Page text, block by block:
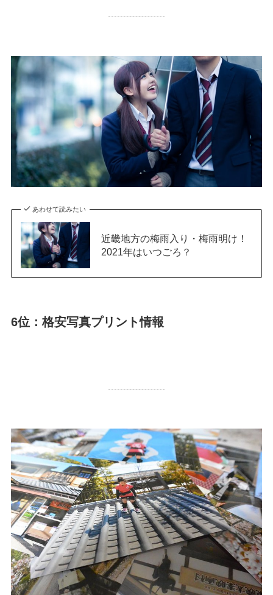
あわせて読みたい
近畿地方の梅雨入り・梅雨明け！
2021年はいつごろ？
6位：格安写真プリント情報